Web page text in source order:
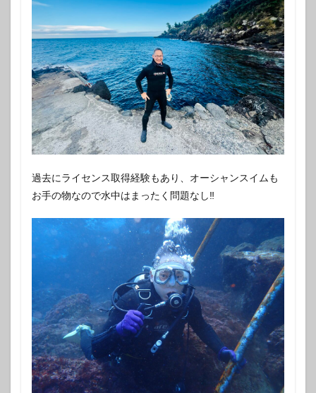
過去にライセンス取得経験もあり、オーシャンスイムも
お手の物なので水中はまったく問題なし‼️